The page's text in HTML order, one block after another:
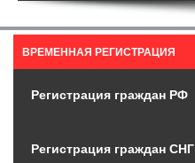
ВРЕМЕННАЯ РЕГИСТРАЦИЯ
Регистрация граждан РФ
Регистрация граждан СНГ